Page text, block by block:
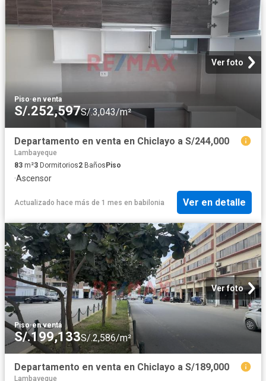
Ver foto
Piso·en venta
S/.252,597S/.3,043/m²
Departamento en venta en Chiclayo a S/244,000
Lambayeque
83 m²3 Dormitorios2 Baños Piso
·Ascensor
Actualizado hace más de 1 mes en babilonia Ver en detalle
Ver foto
Piso·en venta
S/.199,133S/.2,586/m²
Departamento en venta en Chiclayo a S/189,000
Lambayeque